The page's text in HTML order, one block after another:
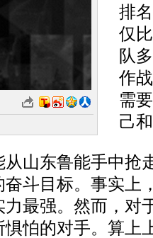
排
仅
队
作
需
己
东鲁能手中抢
斗目标。事实上
最强。然而，对
怕的对手。算上